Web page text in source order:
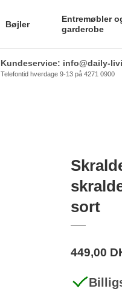
Bøjler
Entremøbler
garderobe
Kundeservice: info@daily-
Telefontid hverdage 9-13 på 4271 0900
sort
449,00